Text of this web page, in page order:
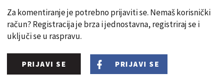
Za komentiranje je potrebno prijaviti se. Nemaš korisnički
račun? Registracija je brza i jednostavna, registriraj se i
uključi se u raspravu.
PRIJAVI SE PRIJAVI SE